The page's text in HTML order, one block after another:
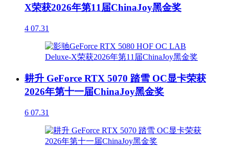
X荣获2026年第11届ChinaJoy黑金奖
4 07.31
耕升 GeForce RTX 5070 踏雪 OC显卡荣获
2026年第十一届ChinaJoy黑金奖
6 07.31